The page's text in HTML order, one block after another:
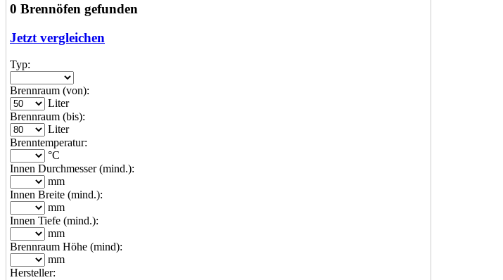
0 Brennöfen gefunden
Jetzt vergleichen
Typ:
Brennraum (von):
Liter
Brennraum (bis):
Liter
Brenntemperatur:
°C
Innen Durchmesser (mind.):
mm
Innen Breite (mind.):
mm
Innen Tiefe (mind.):
mm
Brennraum Höhe (mind):
mm
Hersteller: